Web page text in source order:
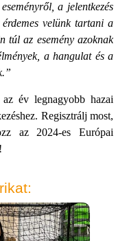
a jelentkezés
velünk tartani a
túl az esemény azoknak
a hangulat és a
év legnagyobb hazai
Regisztrálj most,
az 2024-es Európai